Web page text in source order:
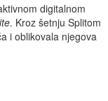
digitalnom
. Kroz šetnju Splitom
i oblikovala njegova